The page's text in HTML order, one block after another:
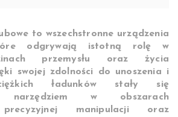
to wszechstronne urządzenia
odgrywają istotną rolę w
przemysłu oraz życia
swojej zdolności do unoszenia i
ładunków stały się
narzędziem w obszarach
precyzyjnej manipulacji oraz